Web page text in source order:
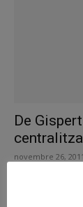
De
novembre 26, 2011